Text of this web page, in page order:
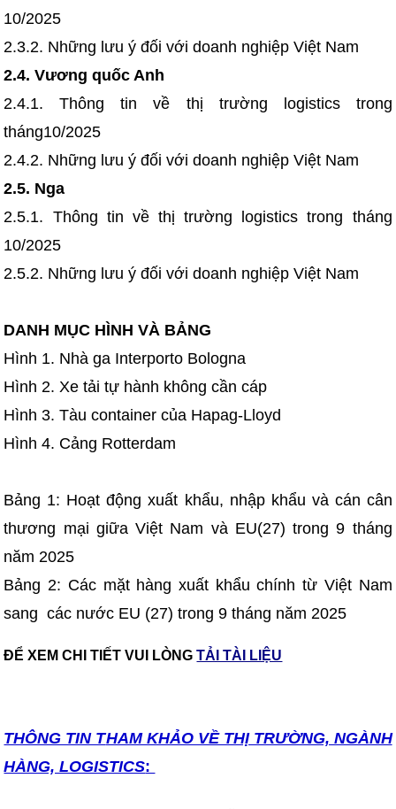
10/2025
2.3.2. Những lưu ý đối với doanh nghiệp Việt Nam
2.4. Vương quốc Anh
2.4.1. Thông tin về thị trường logistics trong
tháng10/2025
2.4.2. Những lưu ý đối với doanh nghiệp Việt Nam
2.5. Nga
2.5.1. Thông tin về thị trường logistics trong tháng
10/2025
2.5.2. Những lưu ý đối với doanh nghiệp Việt Nam
DANH MỤC HÌNH VÀ BẢNG
Hình 1. Nhà ga Interporto Bologna
Hình 2. Xe tải tự hành không cần cáp
Hình 3. Tàu container của Hapag-Lloyd
Hình 4. Cảng Rotterdam
Bảng 1: Hoạt động xuất khẩu, nhập khẩu và cán cân
thương mại giữa Việt Nam và EU(27) trong 9 tháng
năm 2025
Bảng 2: Các mặt hàng xuất khẩu chính từ Việt Nam
sang các nước EU (27) trong 9 tháng năm 2025
ĐỂ XEM CHI TIẾT VUI LÒNGTẢI TÀI LIỆU
THÔNG TIN THAM KHẢO VỀ THỊ TRƯỜNG, NGÀNH
HÀNG, LOGISTICS: